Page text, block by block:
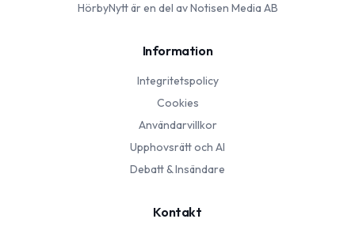
HörbyNyttär en del av Notisen Media AB
Information
Integritetspolicy
Cookies
Användarvillkor
Upphovsrätt och AI
Debatt & Insändare
Kontakt